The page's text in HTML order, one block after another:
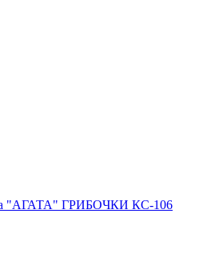
"АГАТА" ГРИБОЧКИ КС-106